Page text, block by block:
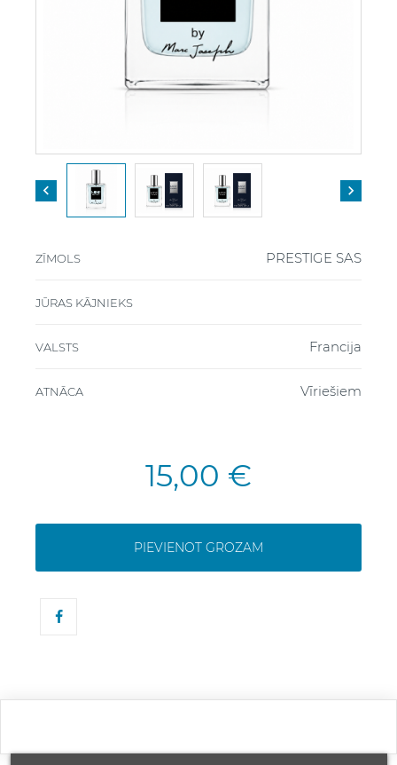
 
ZĪMOLS PRESTIGE SAS
JŪRAS KĀJNIEKS
VALSTS Francija
ATNĀCA Vīriešiem
15,00 €
PIEVIENOT GROZAM